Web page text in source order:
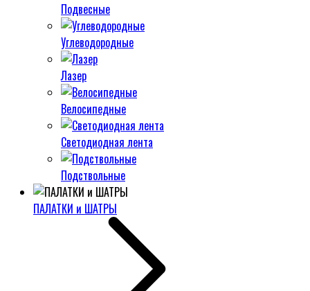
Подвесные
Углеводородные
Лазер
Велосипедные
Светодиодная лента
Подствольные
ПАЛАТКИ и ШАТРЫ